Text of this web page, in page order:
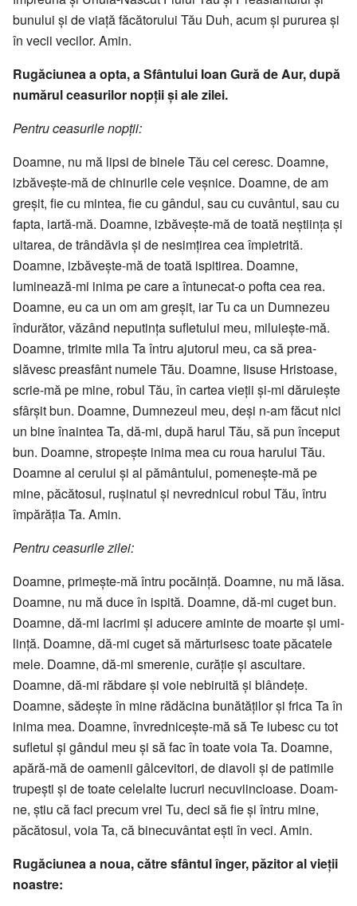
bu­nului și de viață făcătorului Tău Duh, acum și pururea și
în vecii vecilor. Amin.
Rugăciunea a opta, a Sfântului Ioan Gură de Aur, după
numărul ceasurilor nopții și ale zilei.
Pentru ceasurile nopții:
Doamne, nu mă lipsi de bine­le Tău cel ceresc. Doamne,
izbăvește-mă de chi­nurile cele veșnice. Doamne, de am
gre­șit, fie cu mintea, fie cu gândul, sau cu cu­vântul, sau cu
fapta, iartă-mă. Doamne, izbăvește-mă de toată ne­­știința și
uitarea, de trândăvia și de ne­simțirea cea îm­pietrită.
Doamne, iz­­băvește-mă de toată ispitirea. Doam­­ne,
luminează-mi inima pe care a în­tu­necat-o pofta cea rea.
Doamne, eu ca un om am greșit, iar Tu ca un Dum­­nezeu
îndurător, văzând ne­putința sufletului meu, miluiește-mă.
Doamne, trimite mila Ta întru ajutorul meu, ca să prea­
slăvesc preasfânt numele Tău. Doamne, Iisuse Hristoase,
scrie-mă pe mine, robul Tău, în cartea vieții și-mi dăruiește
sfârșit bun. Doamne, Dum­ne­zeul meu, deși n-am făcut nici
un bine înaintea Ta, dă-mi, după harul Tău, să pun început
bun. Doamne, stro­pește inima mea cu roua ha­rului Tău.
Doamne al cerului și al pă­mân­tului, pome­neș­te-mă pe
mine, păcă­tosul, ru­șinatul și nevred­­nicul robul Tău, întru
îm­părăția Ta. Amin.
Pentru ceasurile zilei:
Doamne, primește-mă întru pocă­ință. Doamne, nu mă lăsa.
Doamne, nu mă duce în ispită. Doamne, dă-mi cuget bun.
Doam­ne, dă-mi la­cri­mi și aduce­re aminte de moarte și umi­
lință. Doam­­ne, dă-mi cuget să mărturisesc toate pă­catele
mele. Doamne, dă-mi smerenie, curăție și ascultare.
Doamne, dă-mi răbdare și voie nebiruită și blân­­­dețe.
Doamne, sădește în mine ră­dă­cina bu­nă­tăților și frica Ta în
ini­ma mea. Doam­ne, învrednicește-mă să Te iu­besc cu tot
sufletul și gândul meu și să fac în toate voia Ta. Doam­ne,
apără-mă de oamenii gâl­cevitori, de diavoli și de patimile
trupești și de toate cele­lal­te lucruri necuviin­cioase. Doam­
ne, știu că faci precum vrei Tu, deci să fie și întru mine,
păcă­tosul, voia Ta, că bi­necuvântat ești în veci. Amin.
Rugăciunea a noua, către sfântul înger, păzitor al vieții
noastre: